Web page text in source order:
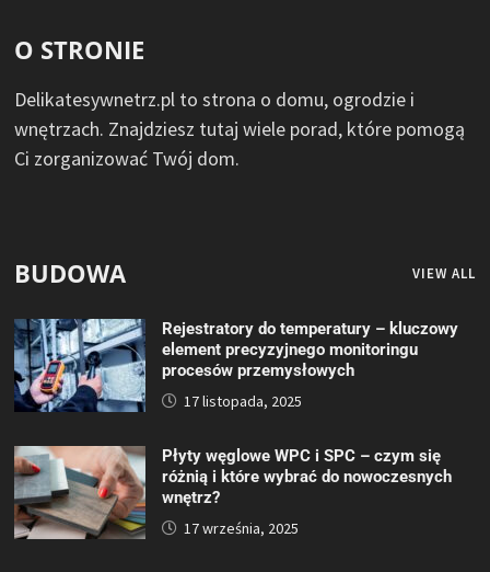
O STRONIE
Delikatesywnetrz.pl to strona o domu, ogrodzie i
wnętrzach. Znajdziesz tutaj wiele porad, które pomogą
Ci zorganizować Twój dom.
BUDOWA VIEW ALL
Rejestratory do temperatury – kluczowy
element precyzyjnego monitoringu
procesów przemysłowych
17 listopada, 2025
Płyty węglowe WPC i SPC – czym się
różnią i które wybrać do nowoczesnych
wnętrz?
17 września, 2025